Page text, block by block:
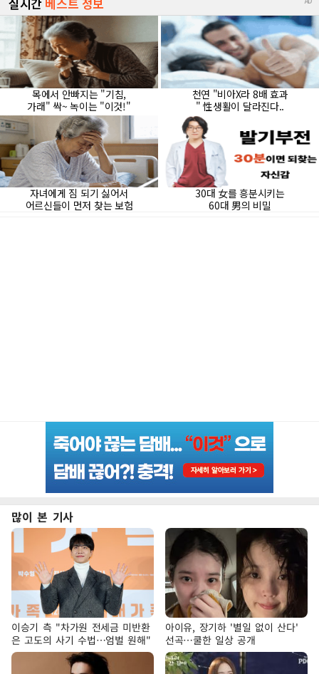
많이 본 기사
이승기 측 "차가원 전세금 미반환
은 고도의 사기 수법…엄벌 원해"
아이유, 장기하 '별일 없이 산다'
선곡…쿨한 일상 공개